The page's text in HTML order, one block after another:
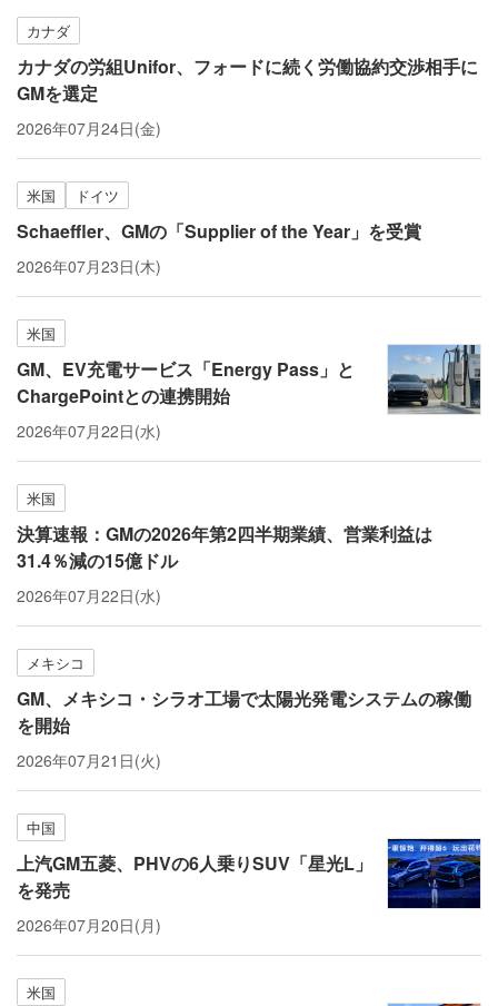
カナダ
カナダの労組Unifor、フォードに続く労働協約交渉相手に
GMを選定
2026年07月24日(金)
米国 ドイツ
Schaeffler、GMの「Supplier of the Year」を受賞
2026年07月23日(木)
米国
GM、EV充電サービス「Energy Pass」と
ChargePointとの連携開始
2026年07月22日(水)
米国
決算速報：GMの2026年第2四半期業績、営業利益は
31.4％減の15億ドル
2026年07月22日(水)
メキシコ
GM、メキシコ・シラオ工場で太陽光発電システムの稼働
を開始
2026年07月21日(火)
中国
上汽GM五菱、PHVの6人乗りSUV「星光L」
を発売
2026年07月20日(月)
米国